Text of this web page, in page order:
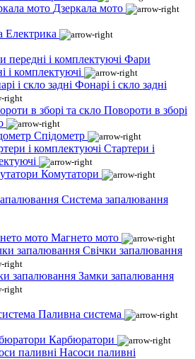
Дзеркала мото
Електрика
Фари
і комплектуючі
Фонарі і скло задні
Повороти в зборі
Спідометр
Стартери і
Комутатори
Система запалювання
Магнето мото
Свічки запалювання
Замки запалювання
Паливна система
Карбюратори
Насоси паливні